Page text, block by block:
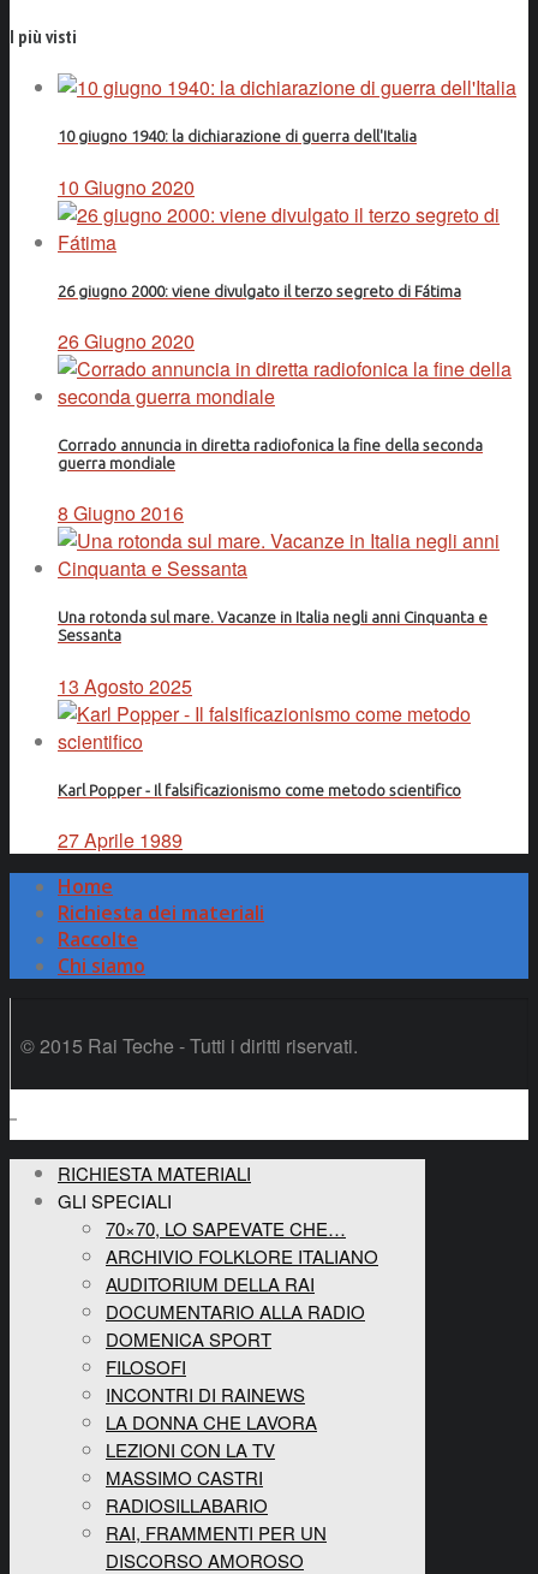
I più visti
10 giugno 1940: la dichiarazione di guerra dell'Italia
10 Giugno 2020
26 giugno 2000: viene divulgato il terzo segreto di Fátima
26 Giugno 2020
Corrado annuncia in diretta radiofonica la fine della seconda
guerra mondiale
8 Giugno 2016
Una rotonda sul mare. Vacanze in Italia negli anni Cinquanta e
Sessanta
13 Agosto 2025
Karl Popper - Il falsificazionismo come metodo scientifico
27 Aprile 1989
Home
Richiesta dei materiali
Raccolte
Chi siamo
© 2015 Rai Teche - Tutti i diritti riservati.
RICHIESTA MATERIALI
GLI SPECIALI
70×70, LO SAPEVATE CHE…
ARCHIVIO FOLKLORE ITALIANO
AUDITORIUM DELLA RAI
DOCUMENTARIO ALLA RADIO
DOMENICA SPORT
FILOSOFI
INCONTRI DI RAINEWS
LA DONNA CHE LAVORA
LEZIONI CON LA TV
MASSIMO CASTRI
RADIOSILLABARIO
RAI, FRAMMENTI PER UN
DISCORSO AMOROSO